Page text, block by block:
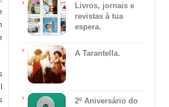
Livros, jornais e
revistas à tua
espera.
A Tarantella.
2º Aniversário do